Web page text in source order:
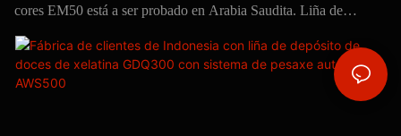
cores EM50 está a ser probado en Arabia Saudita. Liña de
produción de malvaviscos extruídos con torsión de catro cores
EM50, como facer algodón de azucre.
Ofrecemos receitas para un novo negocio de marshmallows.